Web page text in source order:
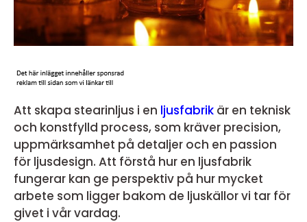
Att skapa stearinljus i en ljusfabrik är en teknisk
och konstfylld process, som kräver precision,
uppmärksamhet på detaljer och en passion
för ljusdesign. Att förstå hur en ljusfabrik
fungerar kan ge perspektiv på hur mycket
arbete som ligger bakom de ljuskällor vi tar för
givet i vår vardag.